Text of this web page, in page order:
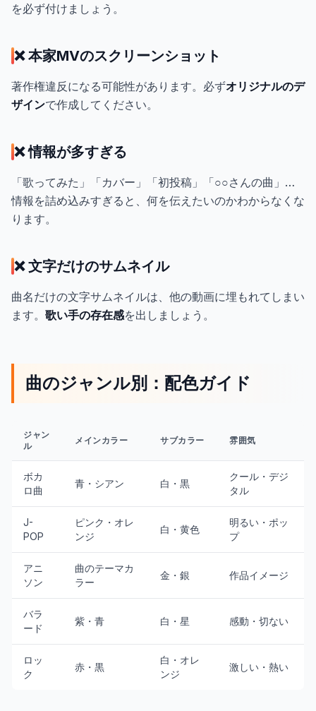
を必ず付けましょう。
❌ 本家MVのスクリーンショット
著作権違反になる可能性があります。必ずオリジナルのデ
ザインで作成してください。
❌ 情報が多すぎる
「歌ってみた」「カバー」「初投稿」「○○さんの曲」…
情報を詰め込みすぎると、何を伝えたいのかわからなくな
ります。
❌ 文字だけのサムネイル
曲名だけの文字サムネイルは、他の動画に埋もれてしまい
ます。 歌い手の存在感を出しましょう。
曲のジャンル別：配色ガイド
ジャン
ル
メインカラー サブカラー 雰囲気
ボカ
ロ曲
青・シアン 白・黒
クール・デジ
タル
J-
POP
ピンク・オレ
ンジ
白・黄色
明るい・ポッ
プ
アニ
ソン
曲のテーマカ
ラー
金・銀 作品イメージ
バラ
ード
紫・青 白・星 感動・切ない
ロッ
ク
赤・黒
白・オレ
ンジ
激しい・熱い